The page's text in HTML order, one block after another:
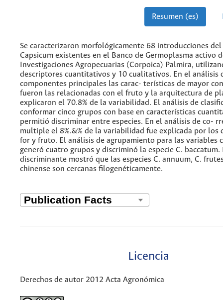
Resumen (es)
Se caracterizaron morfológicamente 68 introducciones del
Capsicum existentes en el Banco de Germoplasma activo
Investigaciones Agropecuarias (Corpoica) Palmira,
descriptores cuantitativos y 10 cualitativos. En el análisis
componentes principales las carac- terísticas de mayor
fueron las relacionadas con el fruto y la arquitectura de
explicaron el 70.8% de la variabilidad. El análisis de
conformar cinco grupos con base en características
permitió discriminar entre especies. En el análisis de co-
multiple el 8%.&% de la variabilidad fue explicada por los
for y fruto. El análisis de agrupamiento para las variables
generó cuatro grupos y discriminó la especie C. baccatum.
discriminante mostró que las especies C. annuum, C.
chinense son cercanas filogenéticamente.
Licencia
Derechos de autor 2012 Acta Agronómica